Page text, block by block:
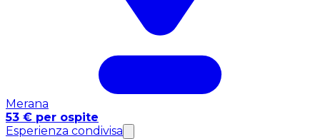
Merana
53 € per ospite
Esperienza condivisa